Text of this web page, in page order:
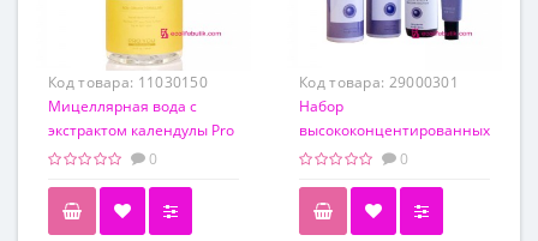
Код товара: 11030150
Мицеллярная вода с
экстрактом календулы Pro
You Calendula pH Balance
0
Код товара: 29000301
Набор
высококонцентированных
средств для ухода за
кожей с акне ACLEON
Seboderm Solution
0